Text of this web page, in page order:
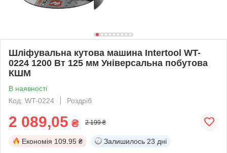
Шліфувальна кутова машина Intertool WT-
0224 1200 Вт 125 мм Універсальна побутова
КШМ
В наявності
Код: WT-0224
Роздріб
2 089,05 ₴ 2 199 ₴
Економія 109.95 ₴ Залишилось 23 дні